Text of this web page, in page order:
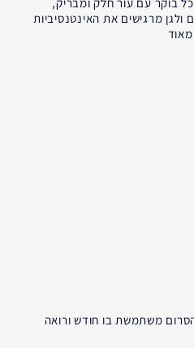
בוקר עם עור חלק ומבריק,
מרגישים את האינטנסיביות
משתמשת בו חודש ורואה